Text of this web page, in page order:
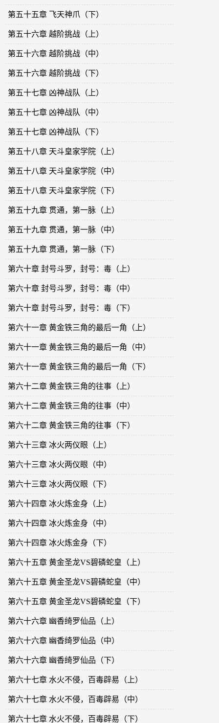
第五十五章 飞天神爪（下）
第五十六章 越阶挑战（上）
第五十六章 越阶挑战（中）
第五十六章 越阶挑战（下）
第五十七章 凶神战队（上）
第五十七章 凶神战队（中）
第五十七章 凶神战队（下）
第五十八章 天斗皇家学院（上）
第五十八章 天斗皇家学院（中）
第五十八章 天斗皇家学院（下）
第五十九章 贯通，第一脉（上）
第五十九章 贯通，第一脉（中）
第五十九章 贯通，第一脉（下）
第六十章 封号斗罗，封号：毒（上）
第六十章 封号斗罗，封号：毒（中）
第六十章 封号斗罗，封号：毒（下）
第六十一章 黄金铁三角的最后一角（上）
第六十一章 黄金铁三角的最后一角（中）
第六十一章 黄金铁三角的最后一角（下）
第六十二章 黄金铁三角的往事（上）
第六十二章 黄金铁三角的往事（中）
第六十二章 黄金铁三角的往事（下）
第六十三章 冰火两仪眼（上）
第六十三章 冰火两仪眼（中）
第六十三章 冰火两仪眼（下）
第六十四章 冰火炼金身（上）
第六十四章 冰火炼金身（中）
第六十四章 冰火炼金身（下）
第六十五章 黄金圣龙VS碧磷蛇皇（上）
第六十五章 黄金圣龙VS碧磷蛇皇（中）
第六十五章 黄金圣龙VS碧磷蛇皇（下）
第六十六章 幽香绮罗仙品（上）
第六十六章 幽香绮罗仙品（中）
第六十六章 幽香绮罗仙品（下）
第六十七章 水火不侵，百毒辟易（上）
第六十七章 水火不侵，百毒辟易（中）
第六十七章 水火不侵，百毒辟易（下）